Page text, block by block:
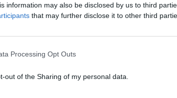
information may also be disclosed by us to third
that may further disclose it to other third
Processing Opt Outs
out of the Sharing of my personal data.